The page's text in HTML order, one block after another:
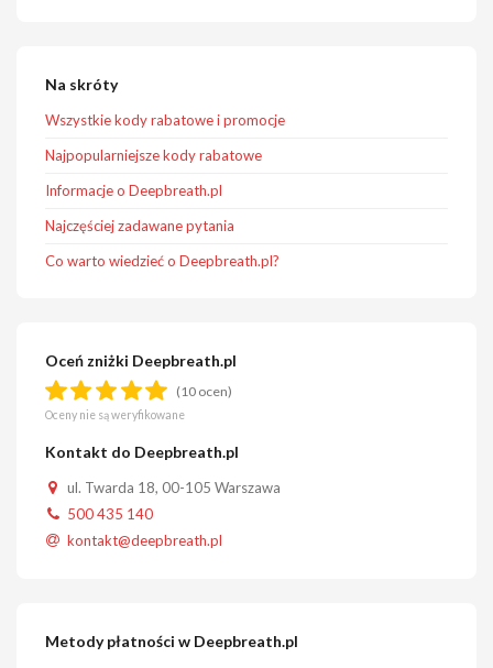
Na skróty
Wszystkie kody rabatowe i promocje
Najpopularniejsze kody rabatowe
Informacje o Deepbreath.pl
Najczęściej zadawane pytania
Co warto wiedzieć o Deepbreath.pl?
Oceń zniżki Deepbreath.pl
(10 ocen)
Oceny nie są weryfikowane
Kontakt do Deepbreath.pl
ul. Twarda 18, 00-105 Warszawa
500 435 140
kontakt@deepbreath.pl
Metody płatności w Deepbreath.pl